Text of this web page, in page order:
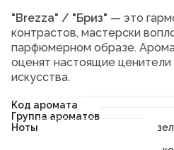
"Brezza" / "Бриз" — это
контрастов, мастерски
парфюмерном образе.
оценят настоящие
искусства.
Код аромата
Группа ароматов
Ноты